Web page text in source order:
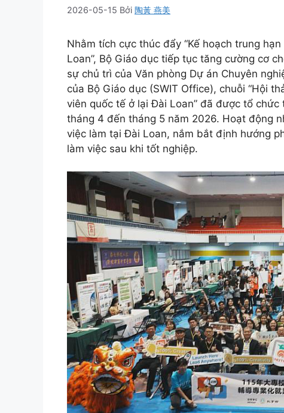
2026-05-15 Bởi 陶黃 燕美
Nhằm tích cực thúc đẩy “Kế hoạch trung
Loan”, Bộ Giáo dục tiếp tục tăng cường cơ
sự chủ trì của Văn phòng Dự án Chuyên
của Bộ Giáo dục (SWIT Office), chuỗi “Hội
viên quốc tế ở lại Đài Loan” đã được tổ
tháng 4 đến tháng 5 năm 2026. Hoạt động
việc làm tại Đài Loan, nắm bắt định hướng
làm việc sau khi tốt nghiệp.